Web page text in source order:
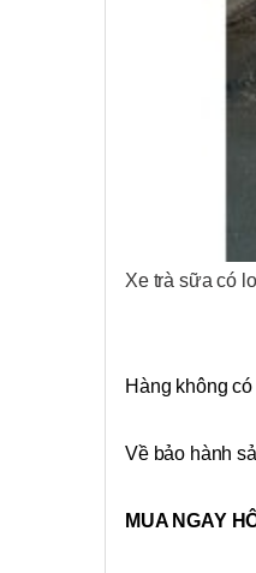
Xe trà sữa có
Hàng không
Về bảo hành
MUA NGAY